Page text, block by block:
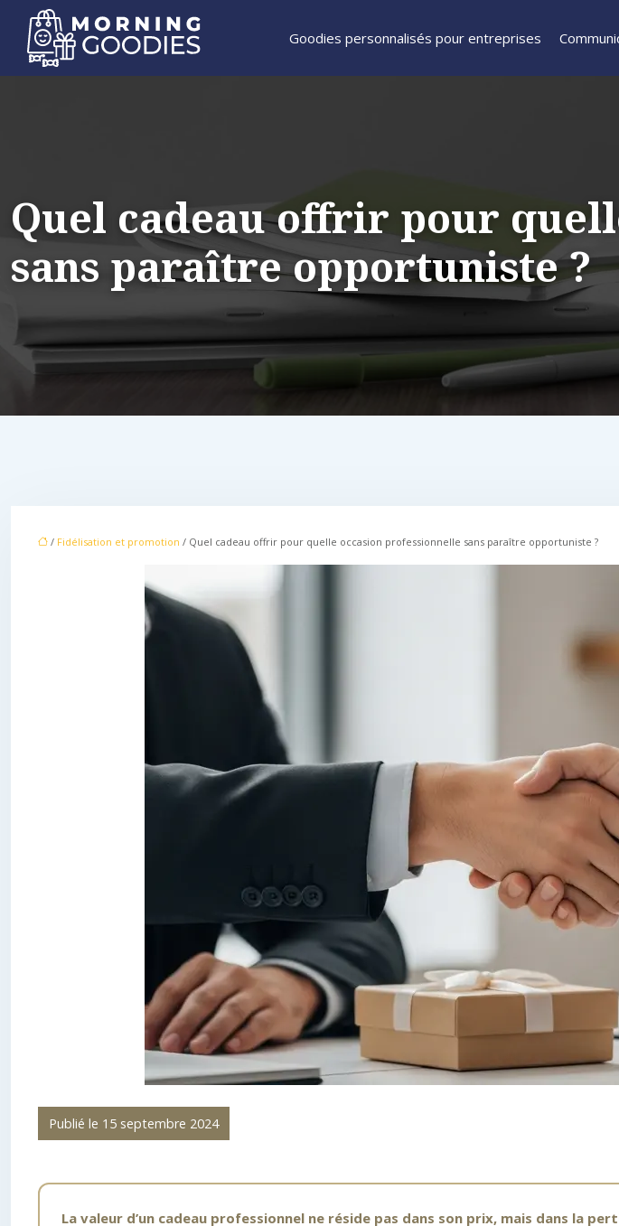
Goodies personnalisés pour entreprises
Quel cadeau offrir pour
sans paraître opportuniste ?
/ Fidélisation et promotion / Quel cadeau offrir pour quelle occasion professionnelle sans paraître opportuniste ?
Publié le 15 septembre 2024
La valeur d’un cadeau professionnel ne réside pas dans son prix, mais dans la